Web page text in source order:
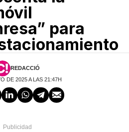
para
REDACCIÓ
DE 2025 A LAS 21:47H